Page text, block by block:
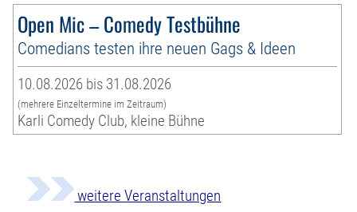
Open Mic – Comedy Testbühne
Comedians testen ihre neuen Gags & Ideen
10.08.2026 bis 31.08.2026
(mehrere Einzeltermine im Zeitraum)
Karli Comedy Club, kleine Bühne
weitere Veranstaltungen